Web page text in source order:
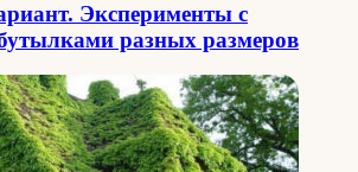
Эксперименты с
разных размеров